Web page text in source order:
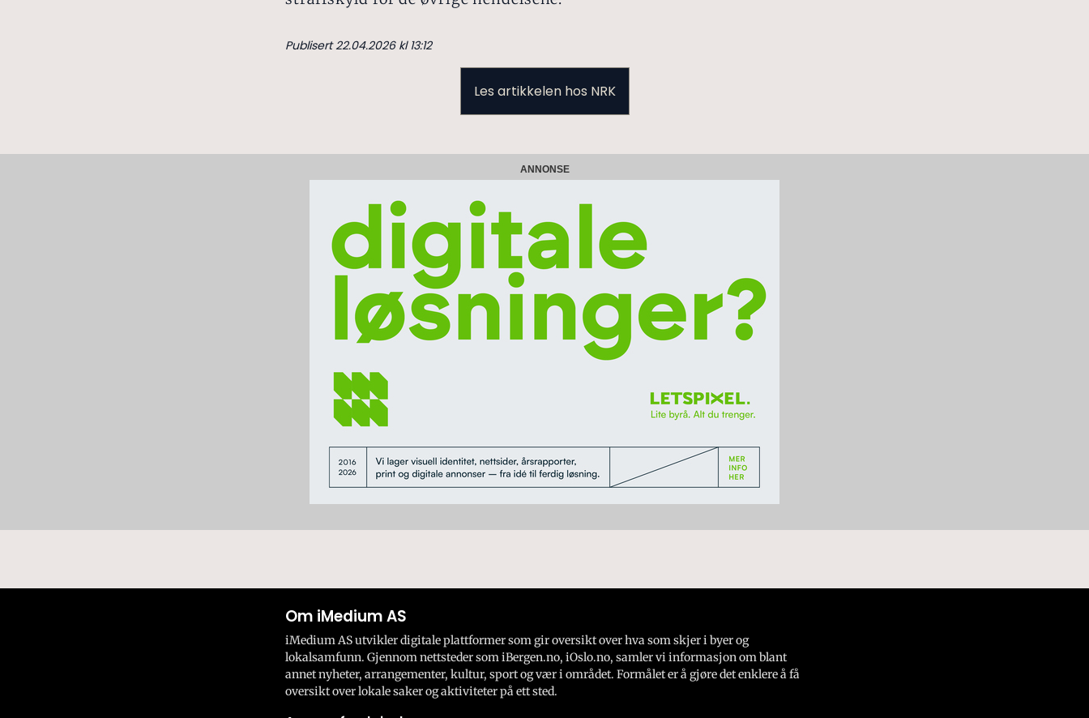
Publisert 22.04.2026 kl 13:12
Les artikkelen hos NRK
ANNONSE
Om iMedium AS
iMedium AS utvikler digitale plattformer som gir oversikt over hva som skjer i byer og
lokalsamfunn. Gjennom nettsteder som iBergen.no, iOslo.no, samler vi informasjon om blant
annet nyheter, arrangementer, kultur, sport og vær i området. Formålet er å gjøre det enklere å få
oversikt over lokale saker og aktiviteter på ett sted.